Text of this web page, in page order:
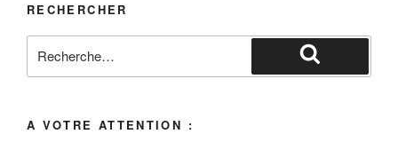
RECHERCHER
pour
Recherche
A VOTRE ATTENTION :